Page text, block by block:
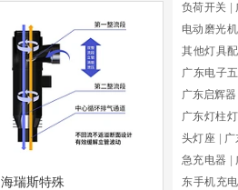
海瑞斯特殊
负荷开关
电动磨光机
其他灯具
广东电子
广东启辉器
广东灯柱
头灯座
急充电器
东手机充